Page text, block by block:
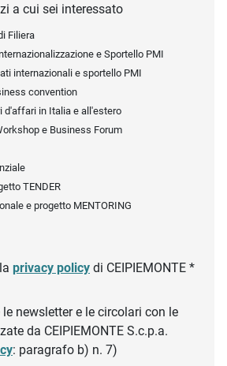
a cui sei interessato
Filiera
e Sportello PMI
internazionali e sportello PMI
convention
d'affari in Italia e all'estero
e Business Forum
TENDER
e progetto MENTORING
privacy policy di CEIPIEMONTE *
le newsletter e le circolari con le
da CEIPIEMONTE S.c.p.a.
: paragrafo b) n. 7)